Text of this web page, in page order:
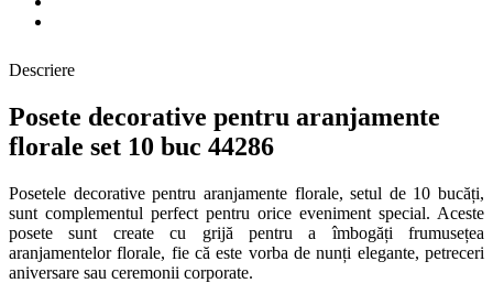
Descriere
Posete decorative pentru aranjamente
florale set 10 buc 44286
Posetele decorative pentru aranjamente florale, setul de 10 bucăți,
sunt complementul perfect pentru orice eveniment special. Aceste
posete sunt create cu grijă pentru a îmbogăți frumusețea
aranjamentelor florale, fie că este vorba de nunți elegante, petreceri
aniversare sau ceremonii corporate.